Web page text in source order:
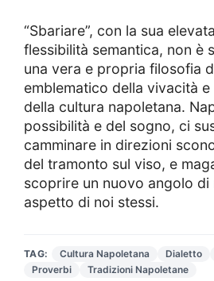
“Sbariare”, con la sua
flessibilità semantica, non è
una vera e propria filosofia
emblematico della vivacità e
della cultura napoletana.
possibilità e del sogno, ci
camminare in direzioni
del tramonto sul viso, e
scoprire un nuovo angolo di
aspetto di noi stessi.
TAG: Cultura Napoletana Dialetto
Proverbi
Tradizioni Napoletane